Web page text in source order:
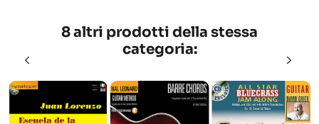
8 altri prodotti della stessa
categoria: